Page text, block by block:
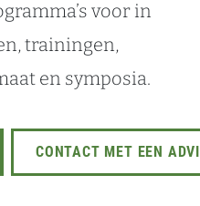
voor in
trainingen,
en symposia.
CONTACT MET EEN